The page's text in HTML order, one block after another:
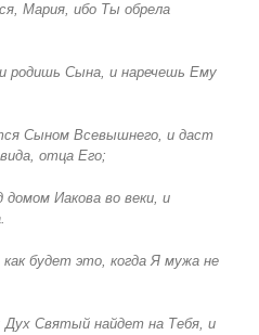
Мария, ибо Ты обрела
родишь Сына, и наречешь Ему
Сыном Всевышнего, и даст
отца Его;
Иакова во веки, и
будет это, когда Я мужа не
Дух Святый найдет на Тебя, и